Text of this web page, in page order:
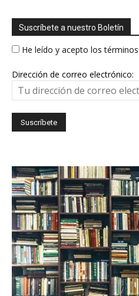
Suscríbete a nuestro Boletín
He leído y acepto los
Dirección de correo electrónico: